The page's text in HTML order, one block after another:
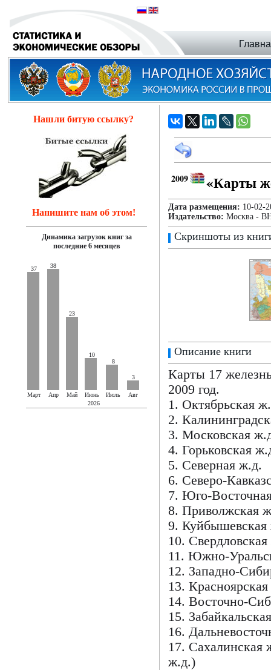
Нашли битую ссылку?
Напишите нам об этом!
Динамика загрузок книг за
последние 6 месяцев
37 38
23
10
8
3
Март Апр Май Июнь Июль
Авг
2026
2009 «Карты
Дата размещения: 10-
Издательство: Москва -
Скриншоты из
Описание книги
Карты 17
2009 год.
1. Октябрьская
2.
3. Московская
4. Горьковская
5. Северная ж.д.
6. Северо-
7. Юго-
8. Приволжская
9.
10.
11. Южно-
12. Западно-
13.
14. Восточно-
15.
16.
17. Сахалинская
ж.д.)